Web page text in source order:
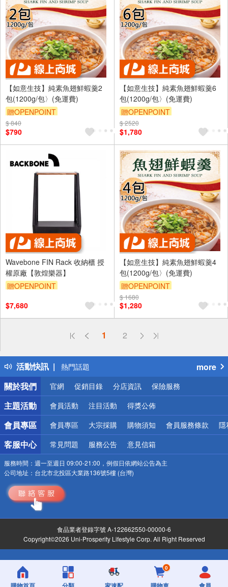
【如意生技】純素魚翅鮮蝦羹2
包(1200g/包〉(免運費)
贈OPENPOINT
$ 840
$790
【如意生技】純素魚翅鮮蝦羹6
包(1200g/包〉(免運費)
贈OPENPOINT
$ 2520
$1,780
Wavebone FIN Rack 收納櫃 授
權原廠【敦煌樂器】
贈OPENPOINT
$7,680
【如意生技】純素魚翅鮮蝦羹4
包(1200g/包〉(免運費)
贈OPENPOINT
$ 1680
$1,280
1 2
活動快訊
偏遠地區配送
得獎公告
熱門話題
銀行優惠
偏遠地區配送
詐騙網頁！請小心！
more
關於我們
官網 促銷目錄 分店資訊 保險服務
主題活動 會員活動 注目活動 得獎公佈
會員專區 會員專區 大宗採購 購物須知 會員服務條款 隱
客服中心 常見問題 服務公告 意見信箱
服務時間： 週一至週日 09:00-21:00，例假日依網站公告為主
公司地址： 台北市北投區大業路136號5樓 (台灣)
食品業者登錄字號 A-122662550-00000-6
Copyright©2026 Uni-Prosperity Lifestyle Corp. All Right Reserved
0